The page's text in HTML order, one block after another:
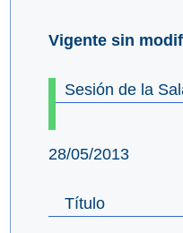
Vigente sin
Sesión de la
28/05/2013
Título